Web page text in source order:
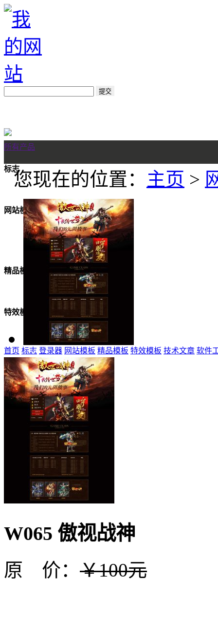
所有产品
标志
网站模板
美女模板
精品模板
特效模板
首页 标志 登录器 网站模板 精品模板 特效模板 技术文章 软件
您现在的位置： 主页 >
W065 傲视战神
原 价： ￥100元